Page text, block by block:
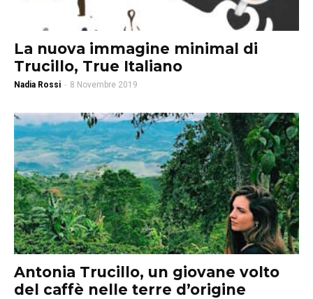
La nuova immagine minimal di
Trucillo, True Italiano
Nadia Rossi - 8 Novembre 2019
Antonia Trucillo, un giovane volto
del caffè nelle terre d’origine